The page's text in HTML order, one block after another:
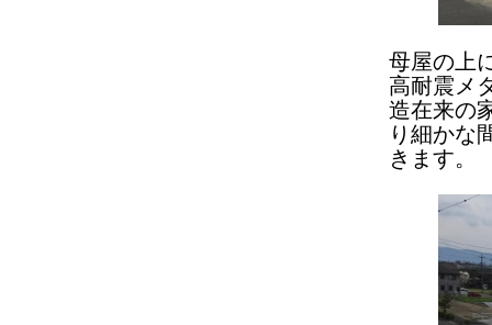
母屋の上
高耐震メ
造在来の
り細かな
きます。